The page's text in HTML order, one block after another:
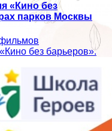
«Кино без
парков Москвы
без барьеров».